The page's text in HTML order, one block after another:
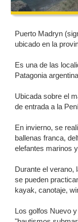
Puerto Madryn
ubicado en la
Es una de las
Patagonia
Ubicada sobre el
de entrada a la
En invierno, se
ballenas franca,
elefantes marinos
Durante el verano,
se pueden
kayak, canotaje,
Los golfos Nuevo